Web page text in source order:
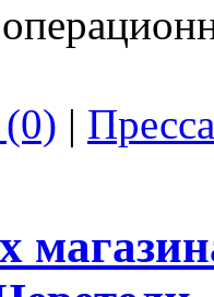
(0) | Пресса